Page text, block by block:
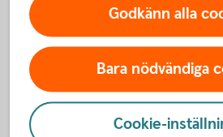
När du fått ihop till
Har du redan en buffert på plats? Då
månadsspara i fonder eller spara på
Månadsspara
Godkänn alla
Bara nödvändiga
Cookie-